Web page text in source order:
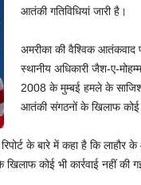
आतंकी गतिविधियां जारी है।
अमरीका की वैश्‍विक आतंकवाद
स्‍थानीय अधिकारी जैश-ए-
2008 के मुम्‍बई हमले के
आतंकी संगठनों के खिलाफ कोई
के बारे में कहा है कि
कोई भी कार्रवाई नहीं की